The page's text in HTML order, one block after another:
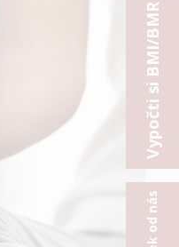
Vypočti si BMI/BMR